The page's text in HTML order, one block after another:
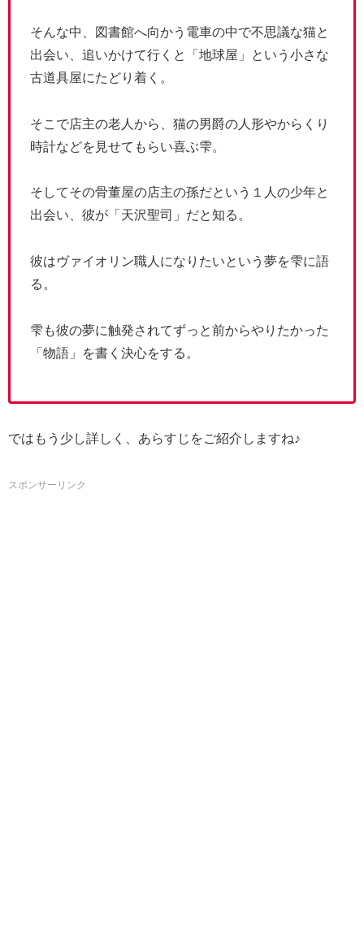
そんな中、図書館へ向かう電車の中で不思議な猫と
出会い、追いかけて行くと「地球屋」という小さな
古道具屋にたどり着く。
そこで店主の老人から、猫の男爵の人形やからくり
時計などを見せてもらい喜ぶ雫。
そしてその骨董屋の店主の孫だという１人の少年と
出会い、彼が「天沢聖司」だと知る。
彼はヴァイオリン職人になりたいという夢を雫に語
る。
雫も彼の夢に触発されてずっと前からやりたかった
「物語」を書く決心をする。
ではもう少し詳しく、あらすじをご紹介しますね♪
スポンサーリンク